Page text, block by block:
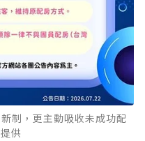
制，更主動吸收未成功配
供